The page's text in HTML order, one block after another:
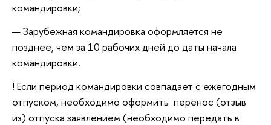
командировки;
Зарубежная командировка оформляется не
позднее, чем за 10 рабочих дней до даты начала
командировки.
! Если период командировки совпадает с ежегодным
отпуском, необходимо оформить перенос (отзыв
из) отпуска заявлением (необходимо передать в